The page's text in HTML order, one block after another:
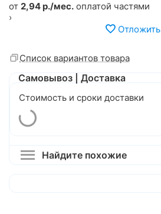
от 2,94 р./мес. оплатой частями
›
Отложить
Список вариантов товара
Самовывоз | Доставка
Стоимость и сроки доставки
Найдите похожие